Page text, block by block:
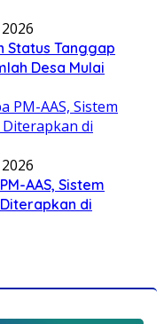
Status Tanggap
Desa Mulai
AAS, Sistem
di